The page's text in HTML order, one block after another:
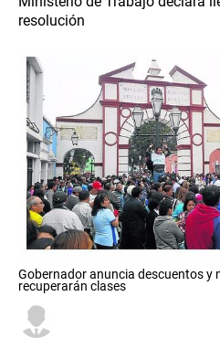
resolución
Gobernador anuncia descuentos y
recuperarán clases